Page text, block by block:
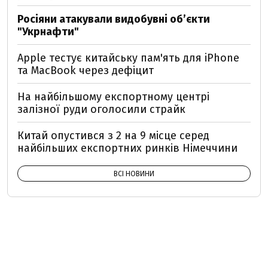
Росіяни атакували видобувні обʼєкти
"Укрнафти"
Apple тестує китайську пам'ять для iPhone
та MacBook через дефіцит
На найбільшому експортному центрі
залізної руди оголосили страйк
Китай опустився з 2 на 9 місце серед
найбільших експортних ринків Німеччини
ВСІ НОВИНИ